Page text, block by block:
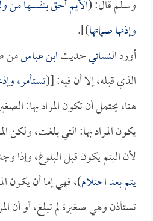
وسلم قال: (الأيم أحق بنفسها من
وإذنها صماتها)].
أوردالنسائيحديثابن عباسمن
الذي قبله، إلا أن فيه: [(تستأمر،
هنا، يحتمل أن تكون المراد بها:
يكون المراد بها: التي بلغت، ولكن
لأن اليتم يكون قبل البلوغ، وإذا
يتم بعد احتلام)، فهي إما أن يكون
تستأذن وهي صغيرة لم تبلغ، أو أن